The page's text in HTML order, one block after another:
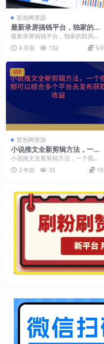
冒泡网资源
最新录屏搞钱平台，独家的防
风控玩法，项目简单，一看就
会，多号矩阵一天搞300+【揭
秘】
最新录屏搞钱平台，独家的防风控
玩法，项目简单，一看就会，多号
矩阵一天搞300+【...
4 月前 102 9.9
VIP
冒泡网资源
小说推文全新剪辑方法，一个
视频可以结合多个平台去发布
获取
小说推文全新剪辑方法，一个视频
可以结合多个平台去发布获取【揭
秘】 在短视频平台上...
2 年前 35 10